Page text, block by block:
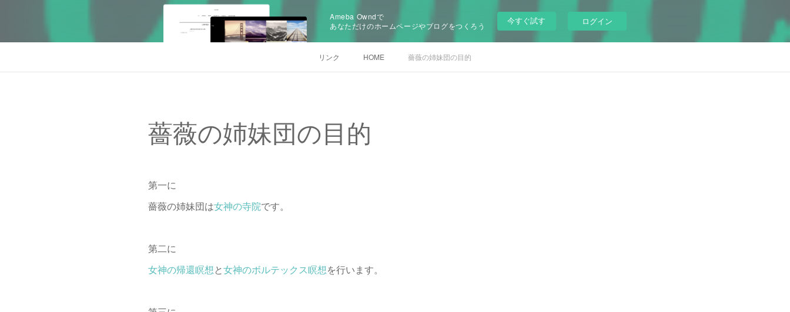
Ameba Owndで
あなただけのホームページやブログをつくろう
今すぐ試す ログイン
リンク HOME 薔薇の姉妹団の目的
薔薇の姉妹団の目的
第一に
薔薇の姉妹団は女神の寺院です。
第二に
女神の帰還瞑想と女神のボルテックス瞑想を行います。